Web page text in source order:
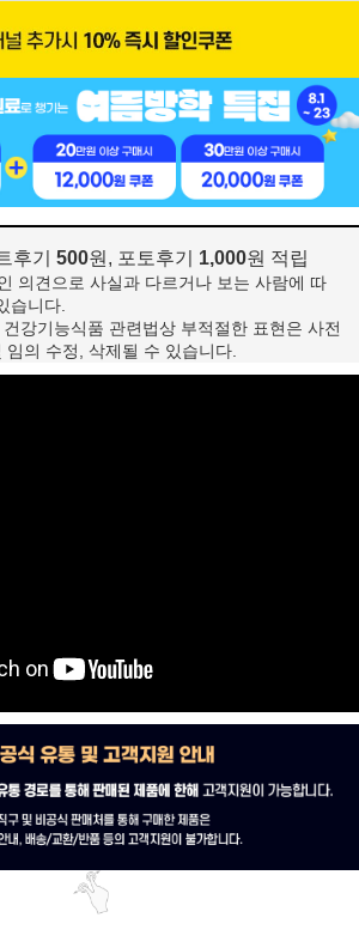
후기 500원, 포토후기 1,000원 적립
의견으로 사실과 다르거나 보는 사람에 따
습니다.
강기능식품 관련법상 부적절한 표현은 사전
임의 수정, 삭제될 수 있습니다.